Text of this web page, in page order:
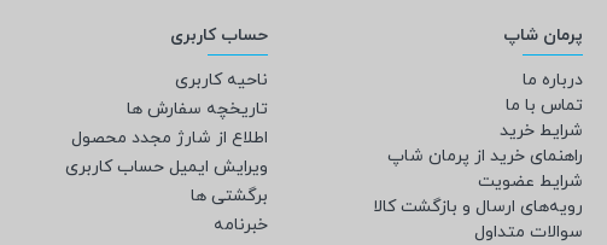
پرمان شاپ
درباره ما
تماس با ما
شرایط خرید
راهنمای خرید از پرمان شاپ
شرایط عضویت
رویه‌های ارسال و بازگشت کالا
سوالات متداول
حساب کاربری
ناحیه کاربری
تاریخچه سفارش ها
اطلاع از شارژ مجدد محصول
ویرایش ایمیل حساب کاربری
برگشتی ها
خبرنامه